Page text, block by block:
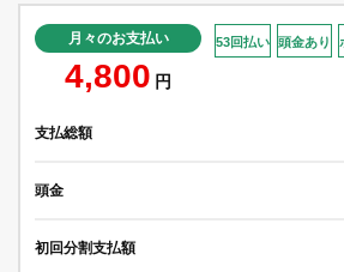
月々のお支払い
4,800 円
53回払い 頭金あり
支払総額
頭金
初回分割支払額